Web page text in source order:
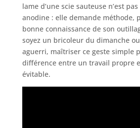
lame d’une scie sauteuse n’est
anodine : elle demande méthode,
bonne connaissance de son
soyez un bricoleur du dimanche
aguerri, maîtriser ce geste simple
différence entre un travail propre
évitable.